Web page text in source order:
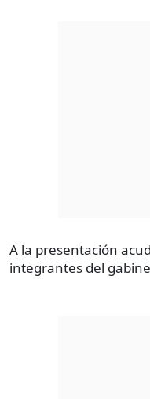
A la presentación
integrantes del